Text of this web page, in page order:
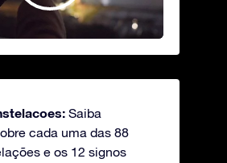
Saiba
cada uma das 88
e os 12 signos